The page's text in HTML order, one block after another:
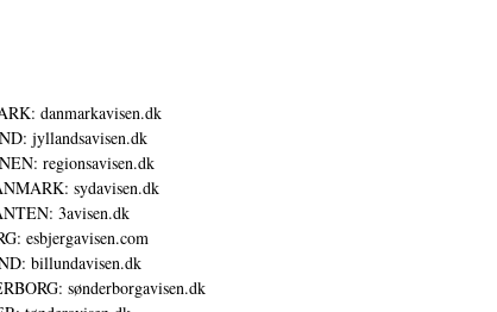
danmarkavisen.dk
jyllandsavisen.dk
regionsavisen.dk
sydavisen.dk
3avisen.dk
esbjergavisen.com
billundavisen.dk
sønderborgavisen.dk